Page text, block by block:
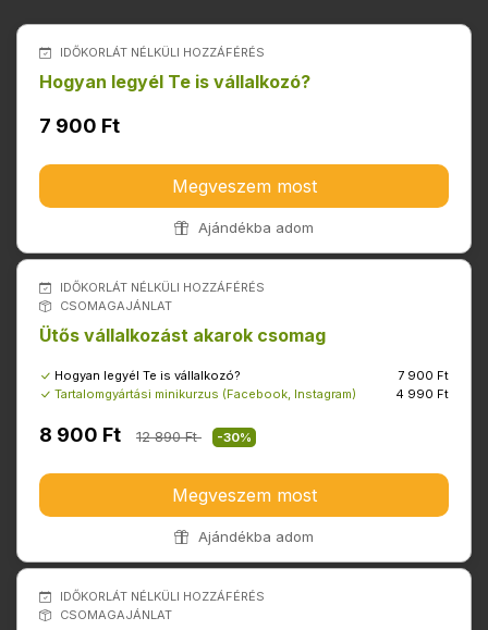
IDŐKORLÁT NÉLKÜLI HOZZÁFÉRÉS
Hogyan legyél Te is vállalkozó?
7 900 Ft
Megveszem most
Ajándékba adom
IDŐKORLÁT NÉLKÜLI HOZZÁFÉRÉS
CSOMAGAJÁNLAT
Ütős vállalkozást akarok csomag
Hogyan legyél Te is vállalkozó?
7 900 Ft
Tartalomgyártási minikurzus (Facebook, Instagram)
4 990 Ft
8 900 Ft 12 890 Ft -30%
Megveszem most
Ajándékba adom
IDŐKORLÁT NÉLKÜLI HOZZÁFÉRÉS
CSOMAGAJÁNLAT